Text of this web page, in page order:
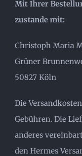
Mit Ihrer
zustande mit:
Christoph Maria
Grüner
50827 Köln
Die
Gebühren. Die
anderes
den Hermes